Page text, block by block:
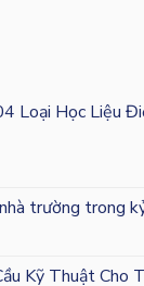
Loại Học Liệu
trường trong
Kỹ Thuật Cho